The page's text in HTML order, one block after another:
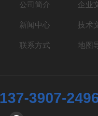
公司简介 企业
新闻中心 技术
联系方式 地图
137-3907-